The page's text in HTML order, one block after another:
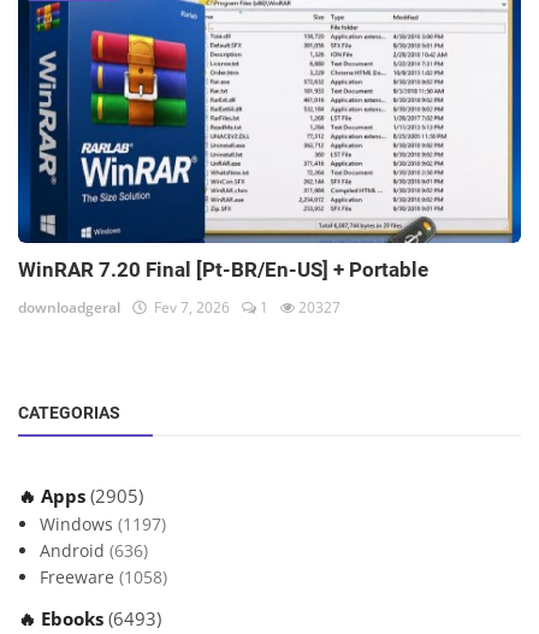
WinRAR 7.20 Final [Pt-BR/En-US] + Portable
downloadgeral Fev 7, 2026 1 20327
CATEGORIAS
🔥 Apps (2905)
Windows (1197)
Android (636)
Freeware (1058)
🔥 Ebooks (6493)